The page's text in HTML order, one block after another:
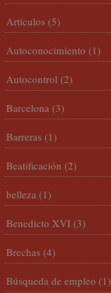
Artículos (5)
Autoconocimiento (1)
Autocontrol (2)
Barcelona (3)
Barreras (1)
Beatificación (2)
belleza (1)
Benedicto XVI (3)
Brechas (4)
Búsqueda de empleo (1)